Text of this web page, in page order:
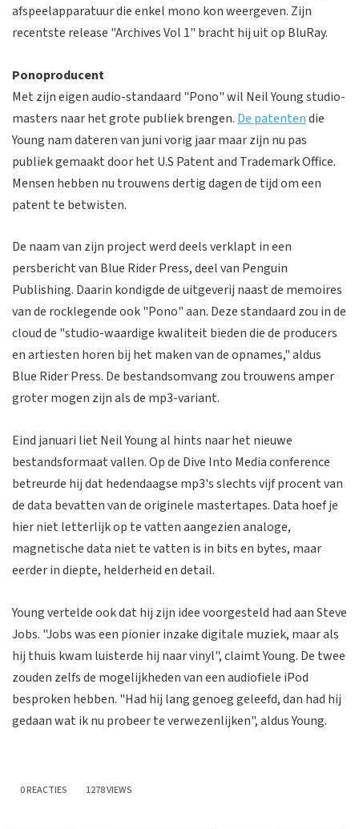
afspeelapparatuur die enkel mono kon weergeven. Zijn
recentste release "Archives Vol 1" bracht hij uit op BluRay.
Ponoproducent
Met zijn eigen audio-standaard "Pono" wil Neil Young studio-
masters naar het grote publiek brengen. De patentendie
Young nam dateren van juni vorig jaar maar zijn nu pas
publiek gemaakt door het U.S Patent and Trademark Office.
Mensen hebben nu trouwens dertig dagen de tijd om een
patent te betwisten.
De naam van zijn project werd deels verklapt in een
persbericht van Blue Rider Press, deel van Penguin
Publishing. Daarin kondigde de uitgeverij naast de memoires
van de rocklegende ook "Pono" aan. Deze standaard zou in de
cloud de "studio-waardige kwaliteit bieden die de producers
en artiesten horen bij het maken van de opnames," aldus
Blue Rider Press. De bestandsomvang zou trouwens amper
groter mogen zijn als de mp3-variant.
Eind januari liet Neil Young al hints naar het nieuwe
bestandsformaat vallen. Op de Dive Into Media conference
betreurde hij dat hedendaagse mp3's slechts vijf procent van
de data bevatten van de originele mastertapes. Data hoef je
hier niet letterlijk op te vatten aangezien analoge,
magnetische data niet te vatten is in bits en bytes, maar
eerder in diepte, helderheid en detail.
Young vertelde ook dat hij zijn idee voorgesteld had aan Steve
Jobs. "Jobs was een pionier inzake digitale muziek, maar als
hij thuis kwam luisterde hij naar vinyl", claimt Young. De twee
zouden zelfs de mogelijkheden van een audiofiele iPod
besproken hebben. "Had hij lang genoeg geleefd, dan had hij
gedaan wat ik nu probeer te verwezenlijken", aldus Young.
0 REACTIES 1278 VIEWS